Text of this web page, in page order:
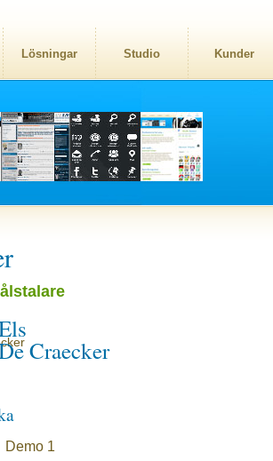
Lösningar Studio Kunder
Craecker
Demo 1